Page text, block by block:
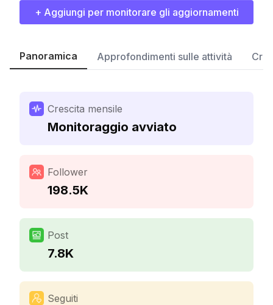
+ Aggiungi per monitorare gli aggiornamenti
Panoramica Approfondimenti sulle attività
Crescita mensile
Monitoraggio avviato
Follower
198.5K
Post
7.8K
Seguiti